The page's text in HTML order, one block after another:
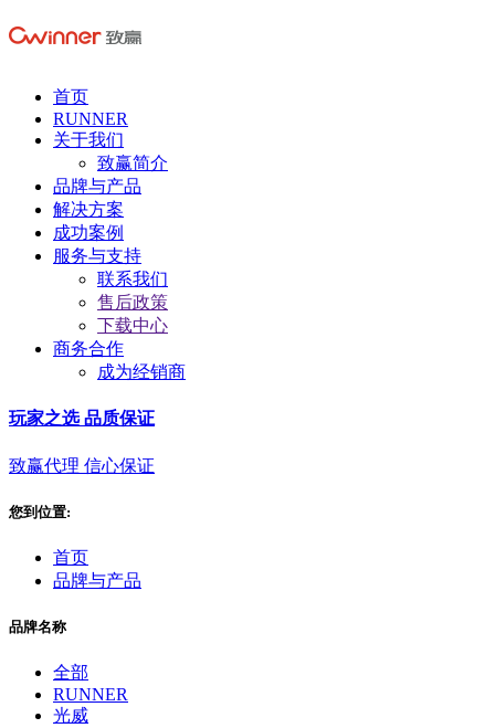
首页
RUNNER
关于我们
致赢简介
品牌与产品
解决方案
成功案例
服务与支持
联系我们
售后政策
下载中心
商务合作
成为经销商
玩家之选 品质保证
致赢代理 信心保证
您到位置:
首页
品牌与产品
品牌名称
全部
RUNNER
光威